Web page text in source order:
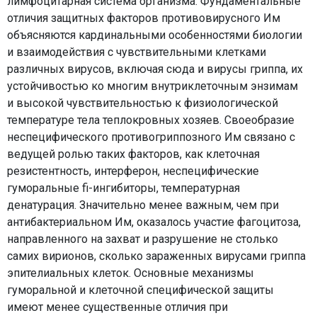
отличия защитных факторов противовирусного Им
объясняются кардинальными особенностями биологии
и взаимодействия с чувствительными клетками
различных вирусов, включая сюда и вирусы гриппа, их
устойчивостью ко многим внутриклеточным энзимам
и высокой чувствительностью к физиологической
температуре тела теплокровных хозяев. Своеобразие
неспецифического противогриппозного Им связано с
ведущей ролью таких факторов, как клеточная
резистентность, интерферон, неспецифические
гуморальные fi-ингибиторы, температурная
денатурация. Значительно менее важным, чем при
антибактериальном Им, оказалось участие фагоцитоза,
направленного на захват и разрушение не столько
самих вирионов, сколько зараженных вирусами гриппа
эпителиальных клеток. Основные механизмы
гуморальной и клеточной специфической защиты
имеют менее существенные отличия при